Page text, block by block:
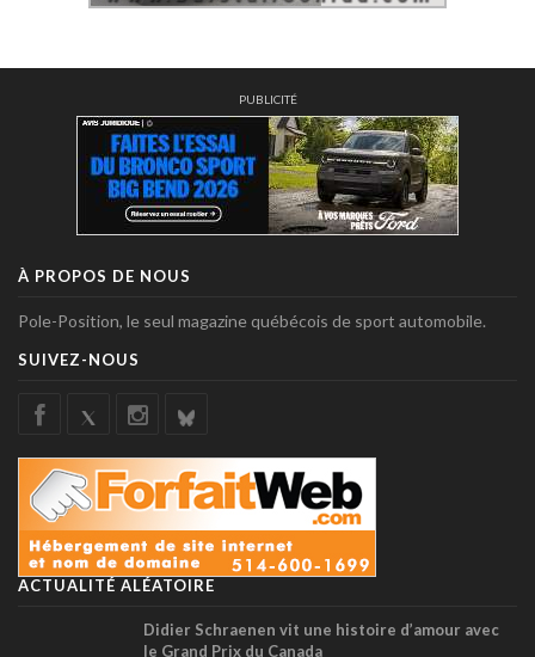
PUBLICITÉ
À PROPOS DE NOUS
Pole-Position, le seul magazine québécois de sport automobile.
SUIVEZ-NOUS
ACTUALITÉ ALÉATOIRE
Didier Schraenen vit une histoire d’amour avec
le Grand Prix du Canada